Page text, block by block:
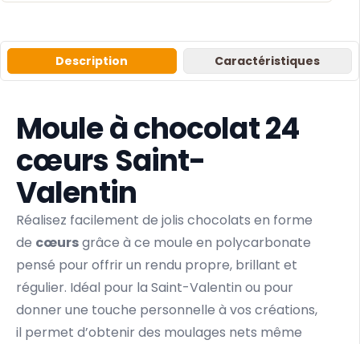
Description Caractéristiques
Moule à chocolat 24
cœurs Saint-
Valentin
Réalisez facilement de jolis chocolats en forme
de cœursgrâce à ce moule en polycarbonate
pensé pour offrir un rendu propre, brillant et
régulier. Idéal pour la Saint-Valentin ou pour
donner une touche personnelle à vos créations,
il permet d’obtenir des moulages nets même